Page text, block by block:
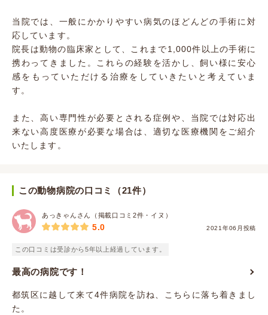
当院では、一般にかかりやすい病気のほどんどの手術に対
応しています。
院長は動物の臨床家として、これまで1,000件以上の手術に
携わってきました。これらの経験を活かし、飼い様に安心
感をもっていただける治療をしていきたいと考えていま
す。
また、高い専門性が必要とされる症例や、当院では対応出
来ない高度医療が必要な場合は、適切な医療機関をご紹介
いたします。
この動物病院の口コミ（21件）
あっきゃんさん（掲載口コミ2件・イヌ）
2021年06月投稿
5.0
この口コミは受診から5年以上経過しています。
最高の病院です！
都筑区に越して来て4件病院を訪ね、こちらに落ち着きまし
た。